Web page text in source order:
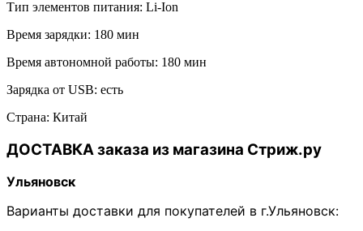
Тип элементов питания: Li-Ion
Время зарядки: 180 мин
Время автономной работы: 180 мин
Зарядка от USB: есть
Страна: Китай
ДОСТАВКА заказа из магазина Стриж.ру
Ульяновск
Варианты доставки для покупателей в г.Ульяновск: